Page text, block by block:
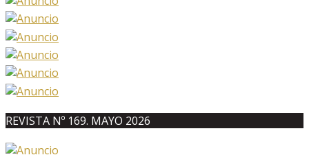
REVISTA Nº 169. MAYO 2026